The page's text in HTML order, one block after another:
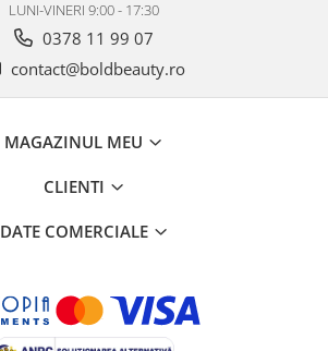
LUNI-VINERI 9:00 - 17:30
0378 11 99 07
contact@boldbeauty.ro
MAGAZINUL MEU
CLIENTI
DATE COMERCIALE